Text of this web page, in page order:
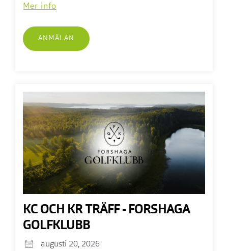
Mer info
ANMÄLAN
KC OCH KR TRÄFF - FORSHAGA
GOLFKLUBB
augusti 20, 2026